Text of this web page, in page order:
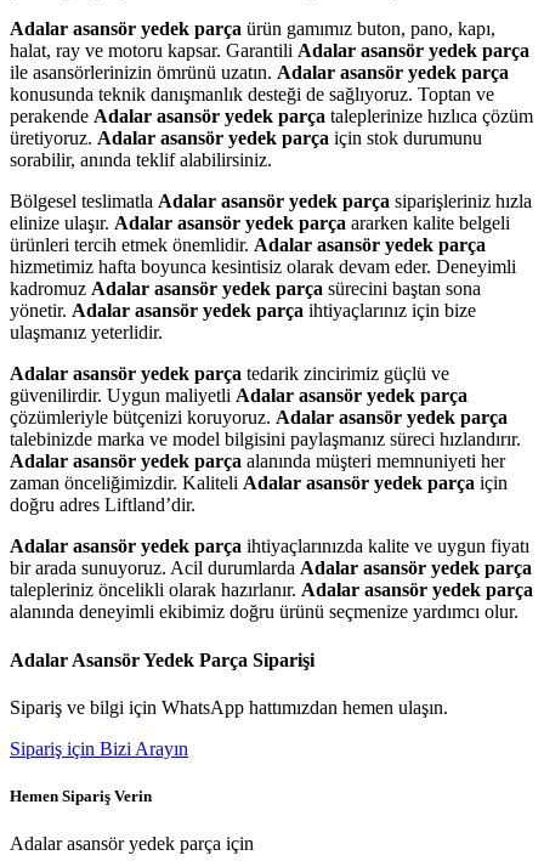
Adalar asansör yedek parça ürün gamımız buton, pano, kapı,
halat, ray ve motoru kapsar. Garantili Adalar asansör yedek parça
ile asansörlerinizin ömrünü uzatın. Adalar asansör yedek parça
konusunda teknik danışmanlık desteği de sağlıyoruz. Toptan ve
perakende Adalar asansör yedek parça taleplerinize hızlıca çözüm
üretiyoruz. Adalar asansör yedek parça için stok durumunu
sorabilir, anında teklif alabilirsiniz.
Bölgesel teslimatla Adalar asansör yedek parça siparişleriniz hızla
elinize ulaşır. Adalar asansör yedek parça ararken kalite belgeli
ürünleri tercih etmek önemlidir. Adalar asansör yedek parça
hizmetimiz hafta boyunca kesintisiz olarak devam eder. Deneyimli
kadromuz Adalar asansör yedek parça sürecini baştan sona
yönetir. Adalar asansör yedek parça ihtiyaçlarınız için bize
ulaşmanız yeterlidir.
Adalar asansör yedek parça tedarik zincirimiz güçlü ve
güvenilirdir. Uygun maliyetli Adalar asansör yedek parça
çözümleriyle bütçenizi koruyoruz. Adalar asansör yedek parça
talebinizde marka ve model bilgisini paylaşmanız süreci hızlandırır.
Adalar asansör yedek parça alanında müşteri memnuniyeti her
zaman önceliğimizdir. Kaliteli Adalar asansör yedek parça için
doğru adres Liftland’dir.
Adalar asansör yedek parça ihtiyaçlarınızda kalite ve uygun fiyatı
bir arada sunuyoruz. Acil durumlarda Adalar asansör yedek parça
talepleriniz öncelikli olarak hazırlanır. Adalar asansör yedek parça
alanında deneyimli ekibimiz doğru ürünü seçmenize yardımcı olur.
Adalar Asansör Yedek Parça Siparişi
Sipariş ve bilgi için WhatsApp hattımızdan hemen ulaşın.
Sipariş için Bizi Arayın
Hemen Sipariş Verin
Adalar asansör yedek parça için